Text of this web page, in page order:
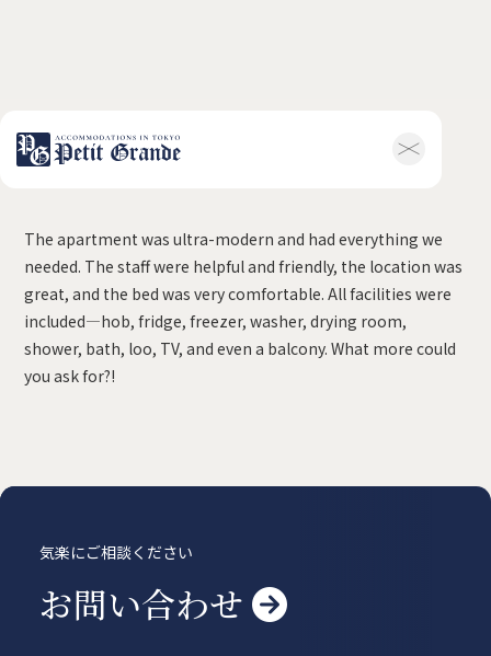
キャンペーン
お問い合わせ
トップ
プチグランデミ
ヤビ
利用規約
FAQ
各種書類一覧
契約の流れ
よくある質問
利用規約
The apartment was ultra-modern and had everything we
needed. The staff were helpful and friendly, the location was
great, and the bed was very comfortable. All facilities were
included—hob, fridge, freezer, washer, drying room,
shower, bath, loo, TV, and even a balcony. What more could
you ask for?!
気楽にご相談ください
お問い合わせ 